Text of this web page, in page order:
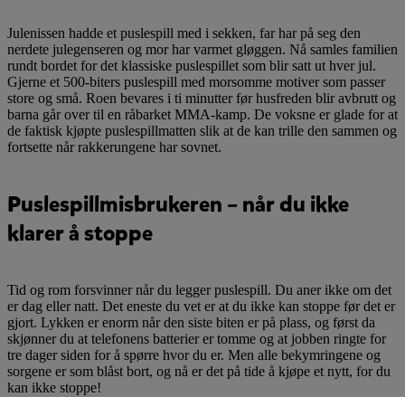
Julenissen hadde et puslespill med i sekken, far har på seg den
nerdete julegenseren og mor har varmet gløggen. Nå samles familien
rundt bordet for det klassiske puslespillet som blir satt ut hver jul.
Gjerne et 500-biters puslespill med morsomme motiver som passer
store og små. Roen bevares i ti minutter før husfreden blir avbrutt og
barna går over til en råbarket MMA-kamp. De voksne er glade for at
de faktisk kjøpte puslespillmatten slik at de kan trille den sammen og
fortsette når rakkerungene har sovnet.
Puslespillmisbrukeren – når du ikke
klarer å stoppe
Tid og rom forsvinner når du legger puslespill. Du aner ikke om det
er dag eller natt. Det eneste du vet er at du ikke kan stoppe før det er
gjort. Lykken er enorm når den siste biten er på plass, og først da
skjønner du at telefonens batterier er tomme og at jobben ringte for
tre dager siden for å spørre hvor du er. Men alle bekymringene og
sorgene er som blåst bort, og nå er det på tide å kjøpe et nytt, for du
kan ikke stoppe!